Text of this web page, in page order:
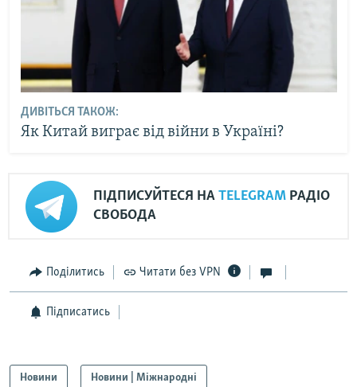
ДИВІТЬСЯ ТАКОЖ:
Як Китай виграє від війни в Україні?
ПІДПИСУЙТЕСЯ НА TELEGRAM РАДІО
СВОБОДА
Поділитись Читати без VPN
Підписатись
Новини Новини | Міжнародні